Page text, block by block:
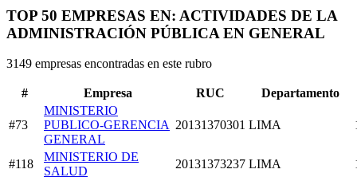
TOP 50 EMPRESAS EN: ACTIVIDADES DE LA
ADMINISTRACIÓN PÚBLICA EN GENERAL
3149 empresas encontradas en este rubro
# Empresa RUC Departamento
#73
MINISTERIO
PUBLICO-GERENCIA
GENERAL
20131370301 LIMA
#118
MINISTERIO DE
SALUD
20131373237 LIMA